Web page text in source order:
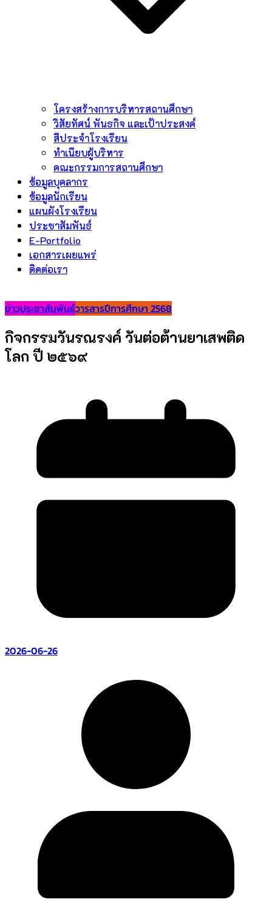
โครงสร้างการบริหารสถานศึกษา
วิสัยทัศน์ พันธกิจ และเป้าประสงค์
สีประจำโรงเรียน
ทำเนียบผู้บริหาร
คณะกรรมการสถานศึกษา
ข้อมูลบุคลากร
ข้อมูลนักเรียน
แผนผังโรงเรียน
ประชาสัมพันธ์
E-Portfolio
เอกสารเผยแพร่
ติดต่อเรา
ข่าวประชาสัมพันธ์วารสารปีการศึกษา 2568
กิจกรรมวันรณรงค์ วันต่อต้านยาเสพติด
โลก ปี ๒๕๖๙
2026-06-26